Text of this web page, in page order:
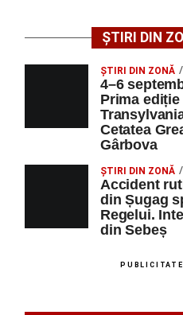
ȘTIRI DIN
ȘTIRI DIN ZONĂ
4–6
Prima ediție
Cetatea
Gârbova
ȘTIRI DIN ZONĂ
Accident
din Șugag
Regelui.
din Sebeș
PUBLICITATE